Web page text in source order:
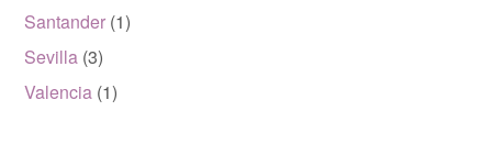
Santander (1)
Sevilla (3)
Valencia (1)